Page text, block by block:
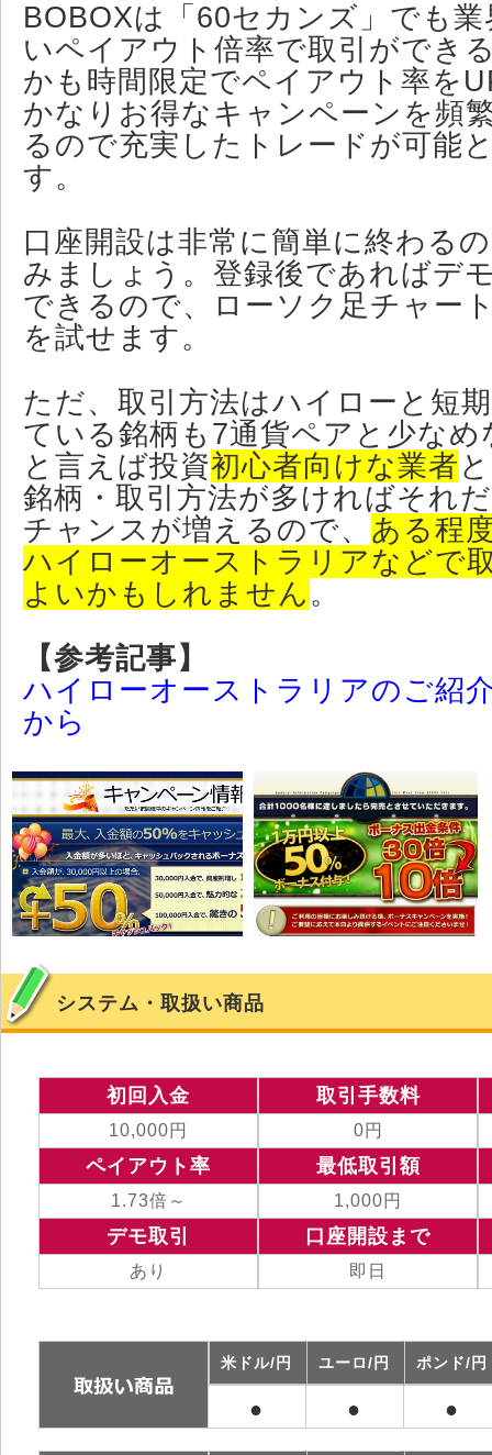
BOBOXは「60セカンズ」でも
いペイアウト倍率で取引ができ
かも時間限定でペイアウト率を
かなりお得なキャンペーンを頻
るので充実したトレードが可能
す。
口座開設は非常に簡単に終わる
みましょう。登録後であればデ
できるので、ローソク足チャー
を試せます。
ただ、取引方法はハイローと短
ている銘柄も7通貨ペアと少な
と言えば投資初心者向けな業者
銘柄・取引方法が多ければそれ
チャンスが増えるので、 ある程
ハイローオーストラリアなどで
よいかもしれません 。
【参考記事】
ハイローオーストラリアのご紹
から
システム・取扱い商品
初回入金
10,000円
ペイアウト率
1.73倍～
デモ取引
あり
取引手数料
0円
最低取引額
1,000円
口座開設まで
即日
米ドル/円
●
ユーロ/円
●
ポンド/円
●